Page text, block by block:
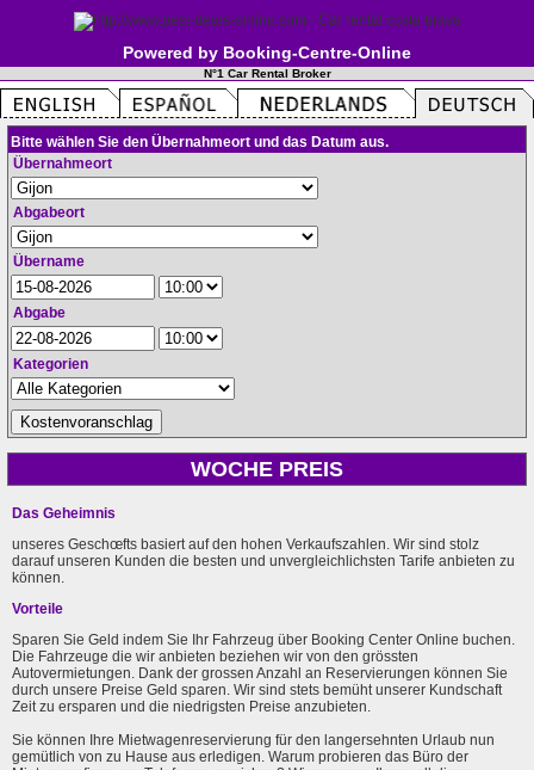
Powered by Booking-Centre-Online
N°1 Car Rental Broker
Bitte wählen Sie den Übernahmeort und das Datum aus.
Übernahmeort
Abgabeort
Übername
Abgabe
Kategorien
WOCHE PREIS
Das Geheimnis
unseres Geschœfts basiert auf den hohen Verkaufszahlen. Wir sind stolz
darauf unseren Kunden die besten und unvergleichlichsten Tarife anbieten zu
können.
Vorteile
Sparen Sie Geld indem Sie Ihr Fahrzeug über Booking Center Online buchen.
Die Fahrzeuge die wir anbieten beziehen wir von den grössten
Autovermietungen. Dank der grossen Anzahl an Reservierungen können Sie
durch unsere Preise Geld sparen. Wir sind stets bemüht unserer Kundschaft
Zeit zu ersparen und die niedrigsten Preise anzubieten.
Sie können Ihre Mietwagenreservierung für den langersehnten Urlaub nun
gemütlich von zu Hause aus erledigen. Warum probieren das Büro der